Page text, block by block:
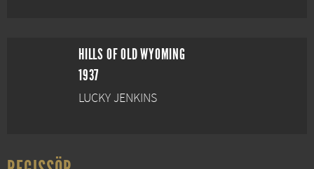
HILLS OF OLD WYOMING
1937
LUCKY JENKINS